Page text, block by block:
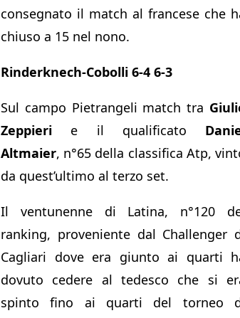
consegnato il match al francese che
chiuso a 15 nel nono.
Rinderknech-Cobolli 6-4 6-3
Sul campo Pietrangeli match tra
Zeppieri e il qualificato
Altmaier, n°65 della classifica Atp,
da quest’ultimo al terzo set.
Il ventunenne di Latina, n°120
ranking, proveniente dal Challenger
Cagliari dove era giunto ai quarti
dovuto cedere al tedesco che si
spinto fino ai quarti del torneo